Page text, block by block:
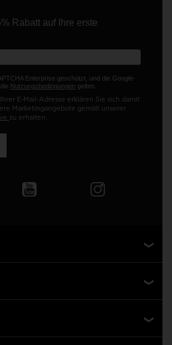
Rabatt auf Ihre erste
Enterprise geschützt, und die Google-
Nutzungsbedingungen gelten.
E-Mail-Adresse erklären Sie sich damit
Marketingangebote gemäß unserer
zu erhalten.